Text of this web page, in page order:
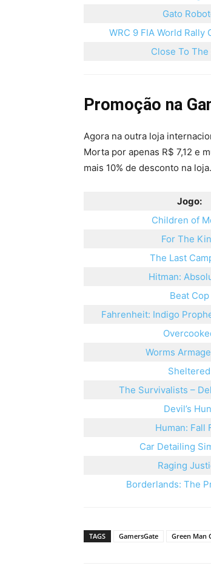
Gato
WRC 9 FIA World Rally
Close To The
Promoção na
Agora na outra loja
Morta por apenas R$ 7,12 e
mais 10% de desconto na loja.
Jogo:
Children of
For The
The Last
Hitman:
Beat Cop
Fahrenheit: Indigo
Worms
Sheltered
The Survivalists –
Devil’s
Human: Fall
Car Detailing
Raging
Borderlands: The
TAGS GamersGate Green Man